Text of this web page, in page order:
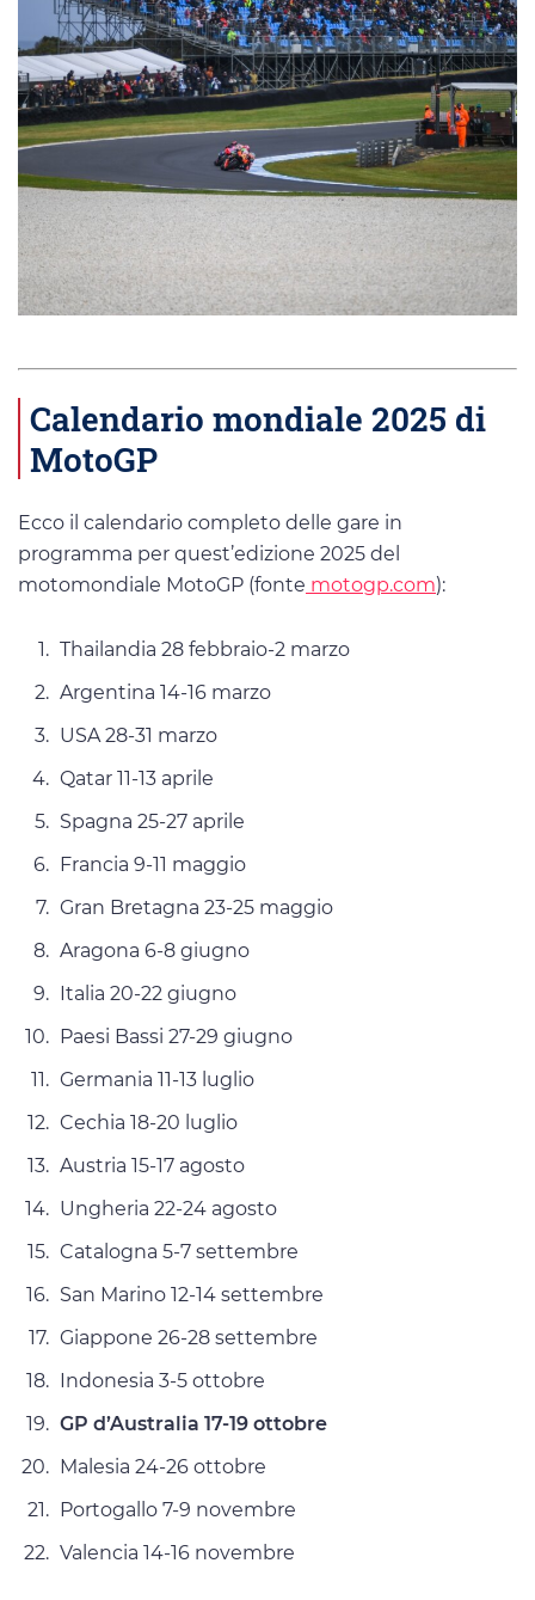
Calendario mondiale 2025 di
MotoGP
Ecco il calendario completo delle gare in
programma per quest’edizione 2025 del
motomondiale MotoGP (fonte motogp.com):
Thailandia 28 febbraio-2 marzo
Argentina 14-16 marzo
USA 28-31 marzo
Qatar 11-13 aprile
Spagna 25-27 aprile
Francia 9-11 maggio
Gran Bretagna 23-25 maggio
Aragona 6-8 giugno
Italia 20-22 giugno
Paesi Bassi 27-29 giugno
Germania 11-13 luglio
Cechia 18-20 luglio
Austria 15-17 agosto
Ungheria 22-24 agosto
Catalogna 5-7 settembre
San Marino 12-14 settembre
Giappone 26-28 settembre
Indonesia 3-5 ottobre
GP d’Australia 17-19 ottobre
Malesia 24-26 ottobre
Portogallo 7-9 novembre
Valencia 14-16 novembre